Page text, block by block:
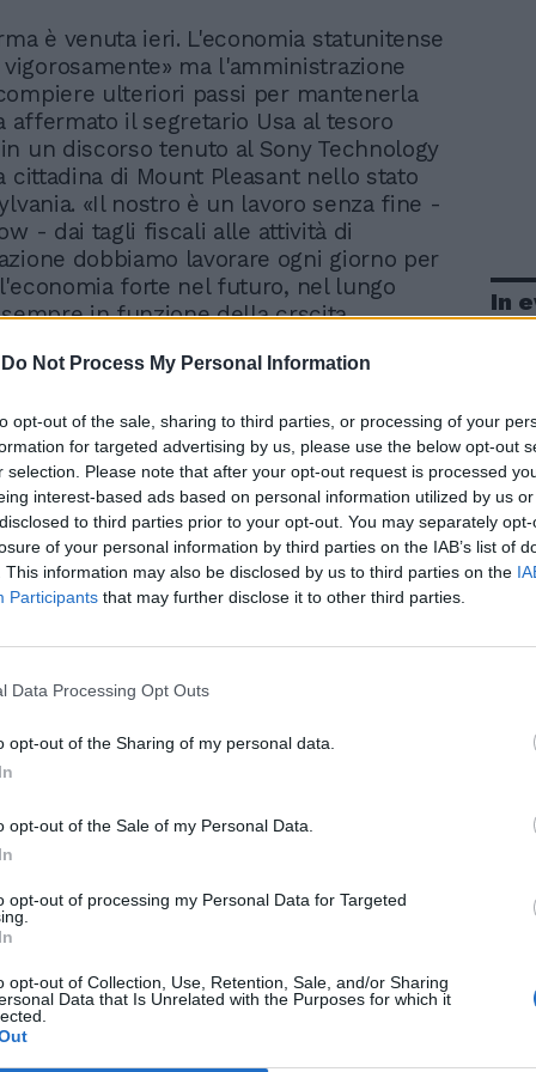
Do Not Process My Personal Information
opt-out of the sale, sharing to third parties, or processing of your
for targeted advertising by us, please use the below opt-out
selection. Please note that after your opt-out request is processed
interest-based ads based on personal information utilized by us
to third parties prior to your opt-out. You may separately
of your personal information by third parties on the IAB’s list of
This information may also be disclosed by us to third parties on the
Participants that may further disclose it to other third parties.
Data Processing Opt Outs
opt-out of the Sharing of my personal data.
opt-out of the Sale of my Personal Data.
opt-out of processing my Personal Data for Targeted
opt-out of Collection, Use, Retention, Sale, and/or Sharing
Data that Is Unrelated with the Purposes for which it
è venuta ieri. L'economia statunitense
vigorosamente» ma l'amministrazione
ulteriori passi per mantenerla
affermato il segretario Usa al tesoro
un discorso tenuto al Sony Technology
cittadina di Mount Pleasant nello stato
«Il nostro è un lavoro senza fine -
- dai tagli fiscali alle attività di
dobbiamo lavorare ogni giorno per
forte nel futuro, nel lungo
in funzione della crscita
dei prodotti tessili in Cina. Sicchè a metà
sul tessile. Lo hanno annunciato i
americano al commercio. I
terranno il 16 e 17 agosto a san francisco
di arrivare a «un accordo di ampio
ambiguità». Il governo usa «utilizzerà i
dalla Wto per riequilibrare gli scambi a
americani». Il settore del tessile è
cinese che sta mettendo a dura prova i
ma soprattutto i produttori
In
Trump, Meloni e la strategia